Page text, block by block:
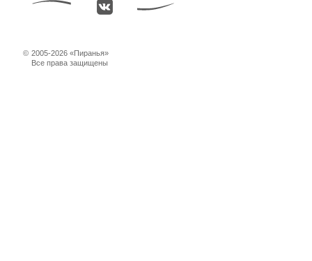
© 2005-2026 «Пиранья»
Все права защищены